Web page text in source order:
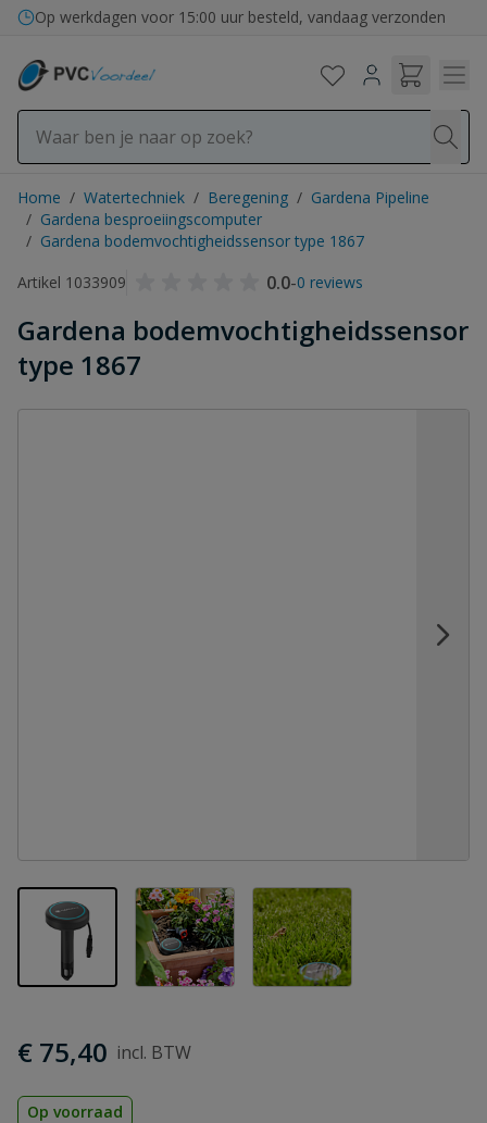
Ga naar de inhoud
Bezorging in binnen- en buitenland
Op werkdagen voor 15:00 uur besteld, vandaag verzonden
Home / Watertechniek / Beregening / Gardena Pipeline
/ Gardena besproeiingscomputer
/ Gardena bodemvochtigheidssensor type 1867
Artikel 1033909
0.0-0 reviews
Gardena bodemvochtigheidssensor
type 1867
View larger imageView larger imageView larger image
€ 75,40
Op voorraad